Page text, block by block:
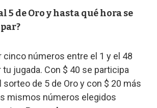
5 de Oro y hasta qué hora se
cinco números entre el 1 y el 48
jugada. Con $ 40 se participa
de 5 de Oro y con $ 20 más
mismos números elegidos